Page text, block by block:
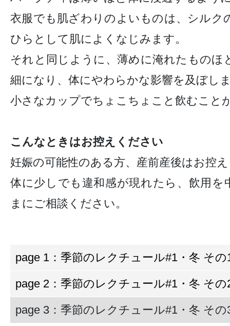
衣服でも肌ざわりのよいものは、シルク
ひらとして肌によくなじみます。
それと同じように、薄めに淹れたものほ
細になり、体にやわらかな影響を及ぼし
小さなカップでちょこちょこと飲むこと
こんなときはお控えください
妊娠の可能性のある方、産前産後はお控
体に少しでも違和感が現れたら、飲用を
まにご相談ください。
page 1：季節のレクチュール#1・冬 その
page 2：季節のレクチュール#1・冬 その
page 3：季節のレクチュール#1・冬 その